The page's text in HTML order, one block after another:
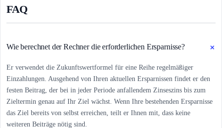
FAQ
Wie berechnet der Rechner die erforderlichen Ersparnisse? +
Er verwendet die Zukunftswertformel für eine Reihe regelmäßiger
Einzahlungen. Ausgehend von Ihren aktuellen Ersparnissen findet er den
festen Beitrag, der bei in jeder Periode anfallendem Zinseszins bis zum
Zieltermin genau auf Ihr Ziel wächst. Wenn Ihre bestehenden Ersparnisse
das Ziel bereits von selbst erreichen, teilt er Ihnen mit, dass keine
weiteren Beiträge nötig sind.